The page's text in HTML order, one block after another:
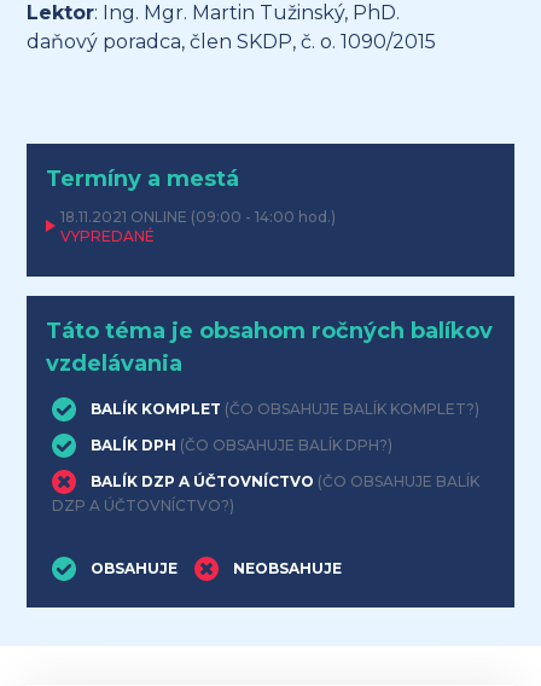
Lektor: Ing. Mgr. Martin Tužinský, PhD.
daňový poradca, člen SKDP, č. o. 1090/2015
Termíny a mestá
18.11.2021 ONLINE (09:00 - 14:00 hod.)
VYPREDANÉ
Táto téma je obsahom ročných balíkov
vzdelávania
BALÍK KOMPLET (ČO OBSAHUJE BALÍK KOMPLET?)
BALÍK DPH (ČO OBSAHUJE BALÍK DPH?)
BALÍK DZP A ÚČTOVNÍCTVO (ČO OBSAHUJE BALÍK
DZP A ÚČTOVNÍCTVO?)
OBSAHUJE NEOBSAHUJE